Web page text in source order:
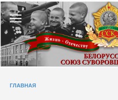
Перейти
к
содержанию
ГЛАВНАЯ